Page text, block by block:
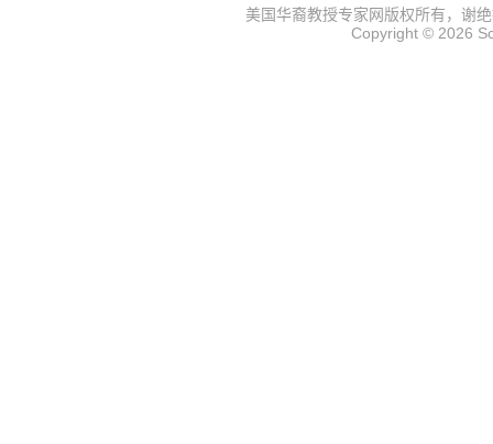
美国华裔教授专家网版权所有，谢
Copyright © 2026